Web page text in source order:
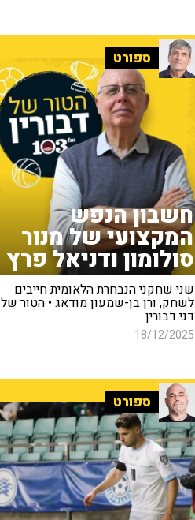
ספורט
חשבון הנפש
המקצועי של מנור
סולומון ודניאל פרץ
שני שחקני הנבחרת הלאומית חייבים
לשחק, ורן בן-שמעון מודאג • הטור של
דני דבורין
18/12/2025
ספורט